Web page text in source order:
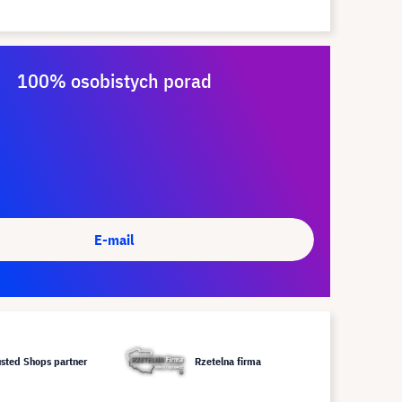
100% osobistych porad
E-mail
Shops partner Rzetelna firma